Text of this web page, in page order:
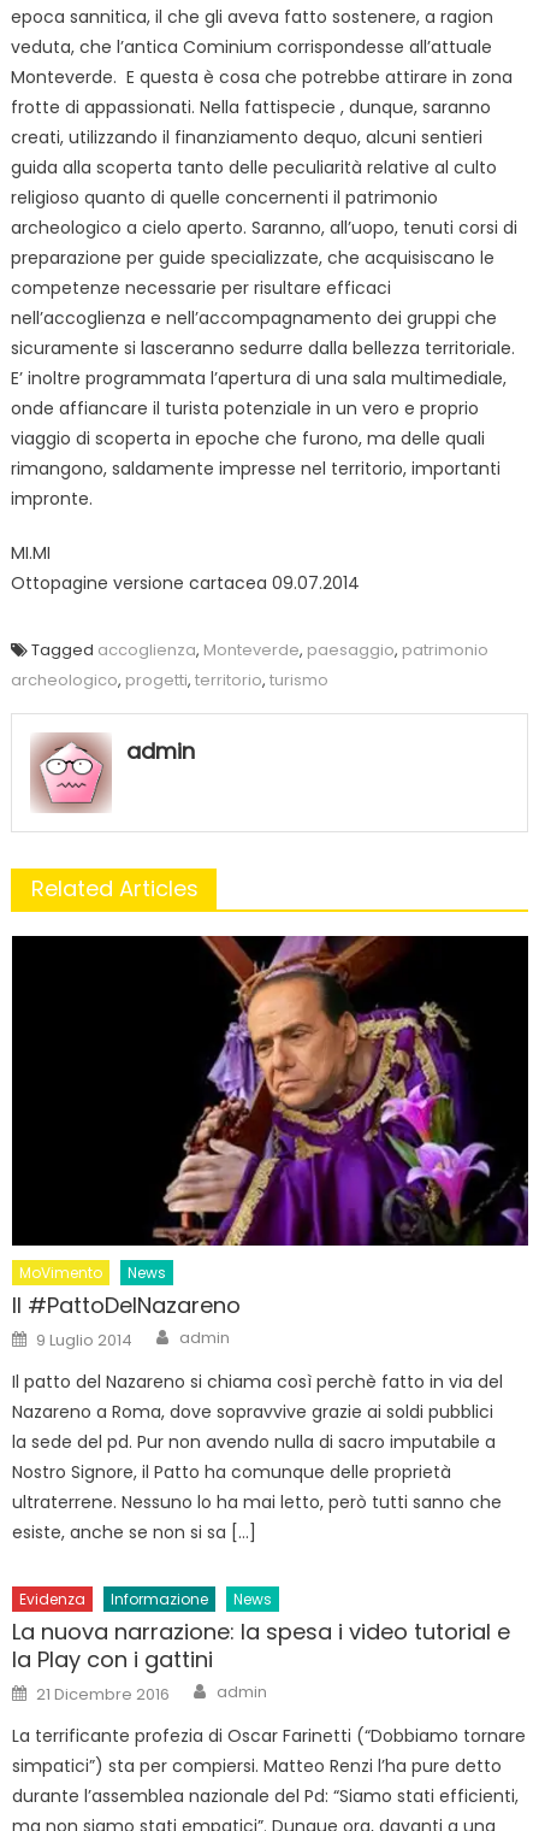
epoca sannitica, il che gli aveva fatto sostenere, a ragion
veduta, che l’antica Cominium corrispondesse all’attuale
Monteverde. E questa è cosa che potrebbe attirare in zona
frotte di appassionati. Nella fattispecie , dunque, saranno
creati, utilizzando il finanziamento dequo, alcuni sentieri
guida alla scoperta tanto delle peculiarità relative al culto
religioso quanto di quelle concernenti il patrimonio
archeologico a cielo aperto. Saranno, all’uopo, tenuti corsi di
preparazione per guide specializzate, che acquisiscano le
competenze necessarie per risultare efficaci
nell’accoglienza e nell’accompagnamento dei gruppi che
sicuramente si lasceranno sedurre dalla bellezza territoriale.
E’ inoltre programmata l’apertura di una sala multimediale,
onde affiancare il turista potenziale in un vero e proprio
viaggio di scoperta in epoche che furono, ma delle quali
rimangono, saldamente impresse nel territorio, importanti
impronte.
MI.MI
Ottopagine versione cartacea 09.07.2014
Tagged accoglienza, Monteverde, paesaggio, patrimonio
archeologico, progetti, territorio, turismo
admin
Related Articles
MoVimento News
Il #PattoDelNazareno
Posted
on
9 Luglio 2014 Author
admin
Il patto del Nazareno si chiama così perchè fatto in via del
Nazareno a Roma, dove sopravvive grazie ai soldi pubblici
la sede del pd. Pur non avendo nulla di sacro imputabile a
Nostro Signore, il Patto ha comunque delle proprietà
ultraterrene. Nessuno lo ha mai letto, però tutti sanno che
esiste, anche se non si sa […]
Evidenza Informazione News
La nuova narrazione: la spesa i video tutorial e
la Play con i gattini
Posted
on
21 Dicembre 2016 Author
admin
La terrificante profezia di Oscar Farinetti (“Dobbiamo tornare
simpatici”) sta per compiersi. Matteo Renzi l’ha pure detto
durante l’assemblea nazionale del Pd: “Siamo stati efficienti,